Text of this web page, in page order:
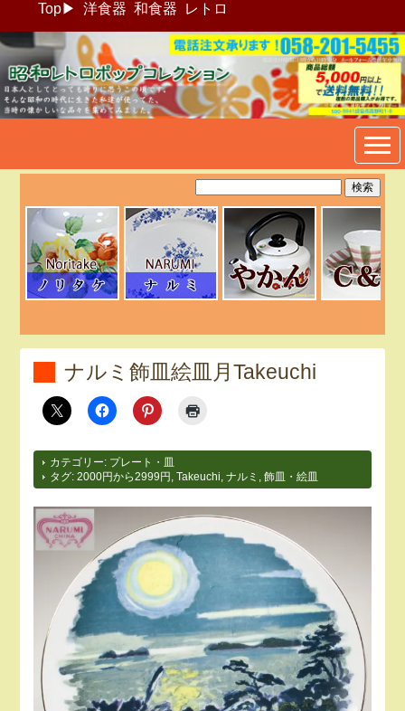
Top▶ 洋食器 和食器 レトロ
昭和レトロポップ食器生活雑
貨通販＠フリマート
ナルミ飾皿絵皿月Takeuchi
カテゴリー: プレート・皿
タグ:2000円から2999円 ,Takeuchi ,ナルミ ,飾皿・絵皿